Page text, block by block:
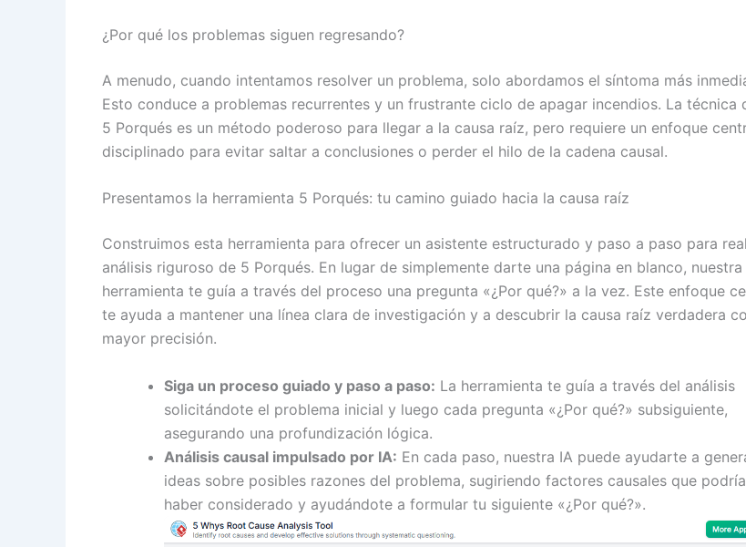
¿Por qué los problemas siguen regresando?
A menudo, cuando intentamos resolver un problema, solo abordamos el síntoma más
Esto conduce a problemas recurrentes y un frustrante ciclo de apagar incendios. La técnica
5 Porqués es un método poderoso para llegar a la causa raíz, pero requiere un enfoque
disciplinado para evitar saltar a conclusiones o perder el hilo de la cadena causal.
Presentamos la herramienta 5 Porqués: tu camino guiado hacia la causa raíz
Construimos esta herramienta para ofrecer un asistente estructurado y paso a paso para
análisis riguroso de 5 Porqués. En lugar de simplemente darte una página en blanco, nuestra
herramienta te guía a través del proceso una pregunta «¿Por qué?» a la vez. Este enfoque
te ayuda a mantener una línea clara de investigación y a descubrir la causa raíz verdadera
mayor precisión.
Siga un proceso guiado y paso a paso: La herramienta te guía a través del análisis
solicitándote el problema inicial y luego cada pregunta «¿Por qué?» subsiguiente,
asegurando una profundización lógica.
Análisis causal impulsado por IA: En cada paso, nuestra IA puede ayudarte a
ideas sobre posibles razones del problema, sugiriendo factores causales que
haber considerado y ayudándote a formular tu siguiente «¿Por qué?».